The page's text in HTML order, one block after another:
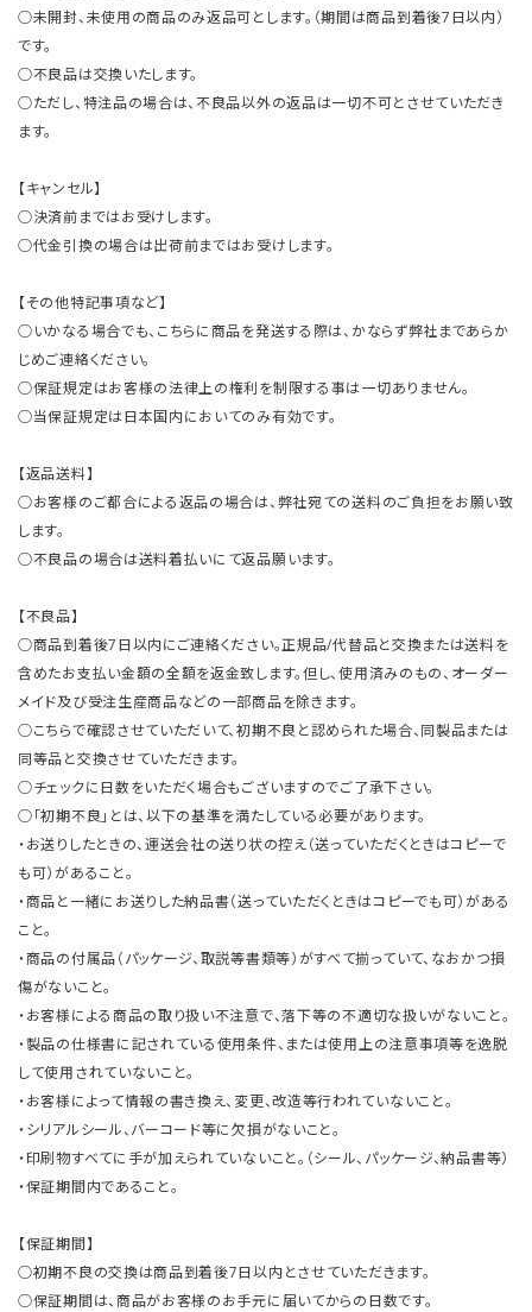
○未開封、未使用の商品のみ返品可とします。（期間は商品到着後7日以内）
です。
○不良品は交換いたします。
○ただし、特注品の場合は、不良品以外の返品は一切不可とさせていただき
ます。
【キャンセル】
○決済前まではお受けします。
○代金引換の場合は出荷前まではお受けします。
【その他特記事項など】
○いかなる場合でも、こちらに商品を発送する際は、かならず弊社まであらか
じめご連絡ください。
○保証規定はお客様の法律上の権利を制限する事は一切ありません。
○当保証規定は日本国内においてのみ有効です。
【返品送料】
○お客様のご都合による返品の場合は、弊社宛ての送料のご負担をお願い致
します。
○不良品の場合は送料着払いにて返品願います。
【不良品】
○商品到着後7日以内にご連絡ください。正規品/代替品と交換または送料を
含めたお支払い金額の全額を返金致します。但し、使用済みのもの、オーダー
メイド及び受注生産商品などの一部商品を除きます。
○こちらで確認させていただいて、初期不良と認められた場合、同製品または
同等品と交換させていただきます。
○チェックに日数をいただく場合もございますのでご了承下さい。
○「初期不良」とは、以下の基準を満たしている必要があります。
・お送りしたときの、運送会社の送り状の控え（送っていただくときはコピーで
も可）があること。
・商品と一緒にお送りした納品書（送っていただくときはコピーでも可）がある
こと。
・商品の付属品（パッケージ、取説等書類等）がすべて揃っていて、なおかつ損
傷がないこと。
・お客様による商品の取り扱い不注意で、落下等の不適切な扱いがないこと。
・製品の仕様書に記されている使用条件、または使用上の注意事項等を逸脱
して使用されていないこと。
・お客様によって情報の書き換え、変更、改造等行われていないこと。
・シリアルシール、バーコード等に欠損がないこと。
・印刷物すべてに手が加えられていないこと。（シール、パッケージ、納品書等）
・保証期間内であること。
【保証期間】
○初期不良の交換は商品到着後7日以内とさせていただきます。
○保証期間は、商品がお客様のお手元に届いてからの日数です。